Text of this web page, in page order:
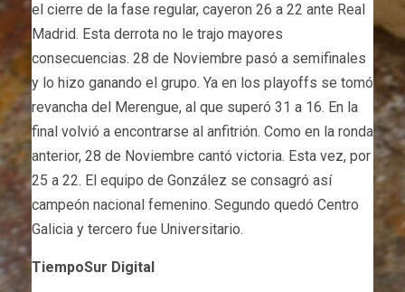
el cierre de la fase regular, cayeron 26 a 22 ante Real
Madrid. Esta derrota no le trajo mayores
consecuencias. 28 de Noviembre pasó a semifinales
y lo hizo ganando el grupo. Ya en los playoffs se tomó
revancha del Merengue, al que superó 31 a 16. En la
final volvió a encontrarse al anfitrión. Como en la ronda
anterior, 28 de Noviembre cantó victoria. Esta vez, por
25 a 22. El equipo de González se consagró así
campeón nacional femenino. Segundo quedó Centro
Galicia y tercero fue Universitario.
TiempoSur Digital